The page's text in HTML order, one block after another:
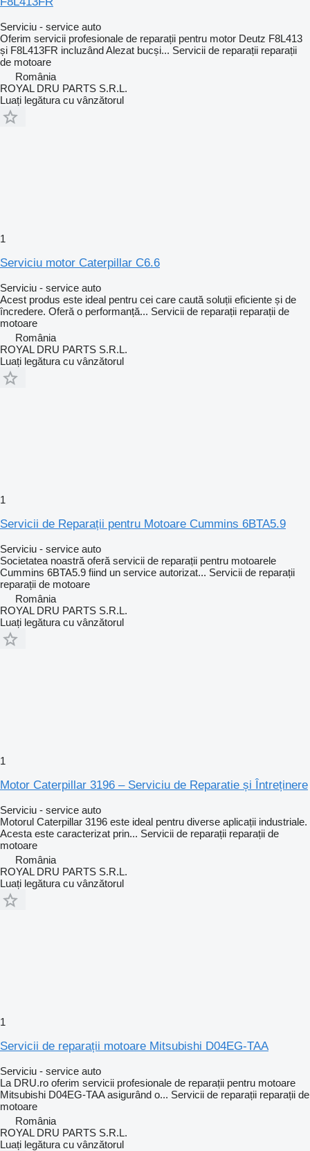
Serviciu - service auto
Oferim servicii profesionale de reparații pentru motor Deutz F8L413
și F8L413FR incluzând Alezat bucși... Servicii de reparații reparații
de motoare
România
ROYAL DRU PARTS S.R.L.
Luați legătura cu vânzătorul
1
Serviciu motor Caterpillar C6.6
Serviciu - service auto
Acest produs este ideal pentru cei care caută soluții eficiente și de
încredere. Oferă o performanță... Servicii de reparații reparații de
motoare
România
ROYAL DRU PARTS S.R.L.
Luați legătura cu vânzătorul
1
Servicii de Reparații pentru Motoare Cummins 6BTA5.9
Serviciu - service auto
Societatea noastră oferă servicii de reparații pentru motoarele
Cummins 6BTA5.9 fiind un service autorizat... Servicii de reparații
reparații de motoare
România
ROYAL DRU PARTS S.R.L.
Luați legătura cu vânzătorul
1
Motor Caterpillar 3196 – Serviciu de Reparatie și Întreținere
Serviciu - service auto
Motorul Caterpillar 3196 este ideal pentru diverse aplicații industriale.
Acesta este caracterizat prin... Servicii de reparații reparații de
motoare
România
ROYAL DRU PARTS S.R.L.
Luați legătura cu vânzătorul
1
Servicii de reparații motoare Mitsubishi D04EG-TAA
Serviciu - service auto
La DRU.ro oferim servicii profesionale de reparații pentru motoare
Mitsubishi D04EG-TAA asigurând o... Servicii de reparații reparații de
motoare
România
ROYAL DRU PARTS S.R.L.
Luați legătura cu vânzătorul